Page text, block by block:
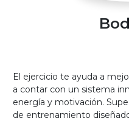
El ejercicio te ayuda a
a contar con un sistema
energía y motivación.
de entrenamiento